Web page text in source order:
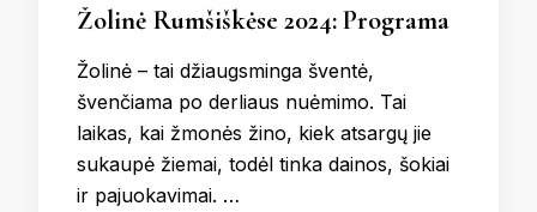
Žolinė Rumšiškėse 2024: Programa
Žolinė – tai džiaugsminga šventė,
švenčiama po derliaus nuėmimo. Tai
laikas, kai žmonės žino, kiek atsargų jie
sukaupė žiemai, todėl tinka dainos, šokiai
ir pajuokavimai. …